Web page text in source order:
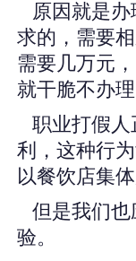
原因就是
求的，需要
需要几万元
就干脆不办理
职业打假
利，这种行
以餐饮店集
但是我们
验。